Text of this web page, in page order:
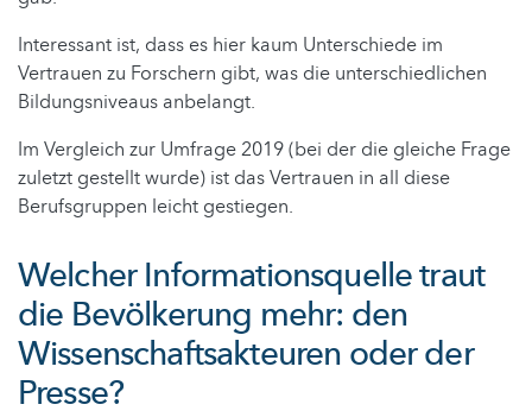
Interessant ist, dass es hier kaum Unterschiede im
Vertrauen zu Forschern gibt, was die unterschiedlichen
Bildungsniveaus anbelangt.
Im Vergleich zur Umfrage 2019 (bei der die gleiche Frage
zuletzt gestellt wurde) ist das Vertrauen in all diese
Berufsgruppen leicht gestiegen.
Welcher Informationsquelle traut
die Bevölkerung mehr: den
Wissenschaftsakteuren oder der
Presse?